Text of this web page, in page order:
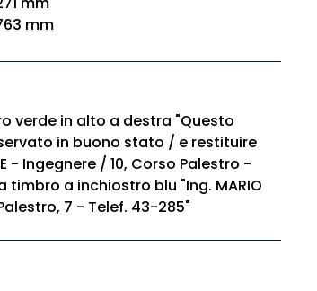
mm
verde in alto a destra "Questo
in buono stato / e restituire
- Ingegnere / 10, Corso Palestro -
timbro a inchiostro blu "Ing. MARIO
7 - Telef. 43-285"